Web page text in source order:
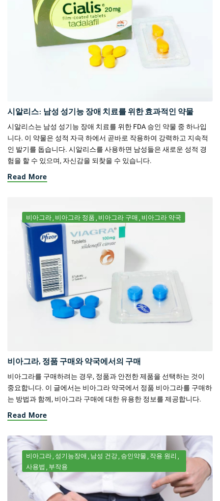
시알리스: 남성 성기능 장애 치료를 위한 효과적인 약물
시알리스는 남성 성기능 장애 치료를 위한 FDA 승인 약물 중 하나입
니다. 이 약물은 성적 자극 하에서 곧바로 작용하여 강력하고 지속적
인 발기를 돕습니다. 시알리스를 사용하면 남성들은 새로운 성적 경
험을 할 수 있으며, 자신감을 되찾을 수 있습니다.
Read More
비아그라 비아그라 정품 비아그라 구매 비아그라 약국
비아그라, 정품 구매와 약국에서의 구매
비아그라를 구매하려는 경우, 정품과 안전한 제품을 선택하는 것이
중요합니다. 이 글에서는 비아그라 약국에서 정품 비아그라를 구매하
는 방법과 함께, 비아그라 구매에 대한 유용한 정보를 제공합니다.
Read More
비아그라 성기능장애 남성 건강 승인약물 작용 원리
사용법
부작용